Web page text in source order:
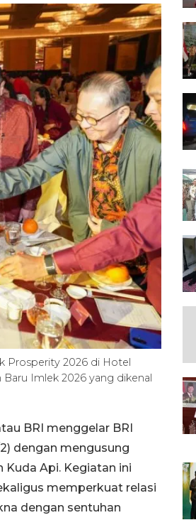
Prosperity 2026 di Hotel
Imlek 2026 yang dikenal
BRI menggelar BRI
dengan mengusung
Api. Kegiatan ini
memperkuat relasi
dengan sentuhan